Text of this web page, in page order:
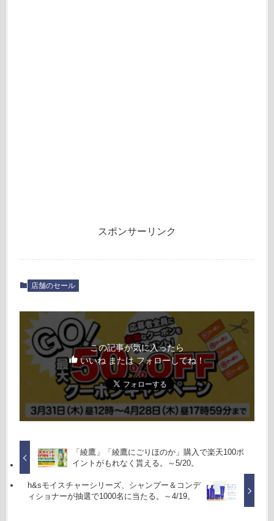
スポンサーリンク
店舗のセール
この記事が気に入ったら
いいね または フォローしてね！
「綾鷹」「綾鷹にごりほのか」購入で楽天100ポ
イントがもれなく貰える。～5/20。
h&sモイスチャーシリーズ、シャンプー＆コンデ
ィショナーが抽選で1000名に当たる。～4/19。